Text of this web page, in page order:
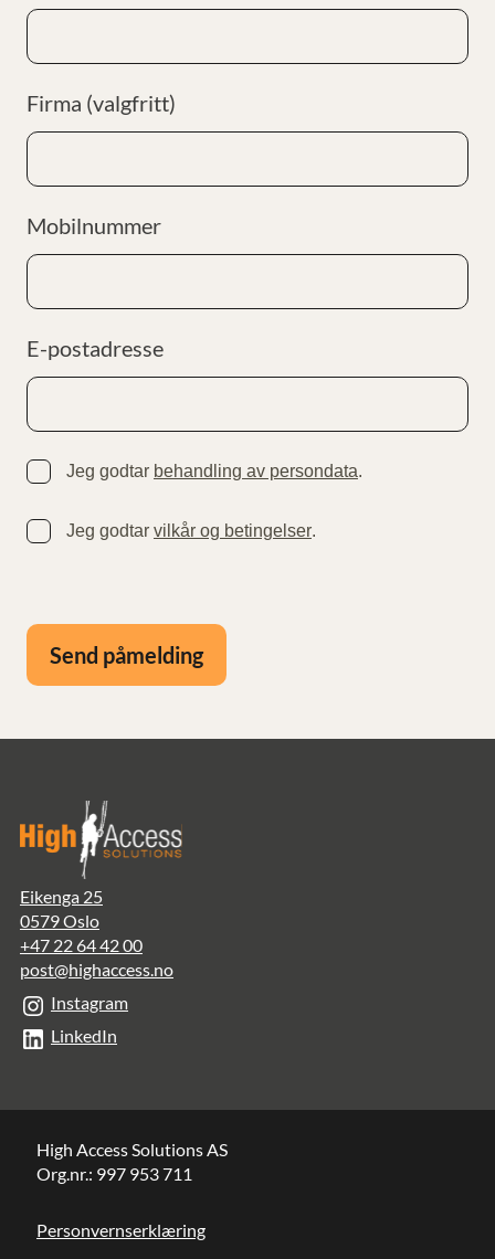
Firma (valgfritt)
Mobilnummer
E-postadresse
Jeg godtar behandling av persondata.
Jeg godtar vilkår og betingelser.
Send påmelding
Eikenga 25
0579 Oslo
+47 22 64 42 00
post@highaccess.no
Instagram
LinkedIn
High Access Solutions AS
Org.nr.: 997 953 711
Personvernserklæring